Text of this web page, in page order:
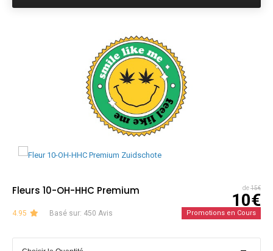
Fleurs 10-OH-HHC Premium de15€
10€
4.95 Basé sur: 450 Avis Promotions en Cours